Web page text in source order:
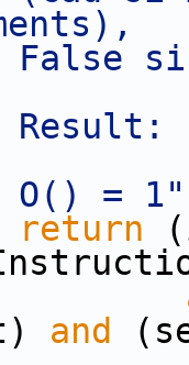
False
Result:
O() =
return
and